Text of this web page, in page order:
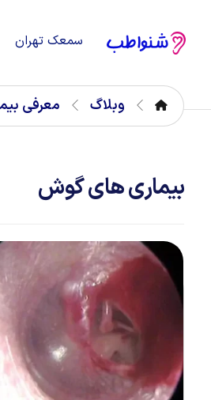
سمعک تهران
وبلاگ معرفی
بیماری های گوش